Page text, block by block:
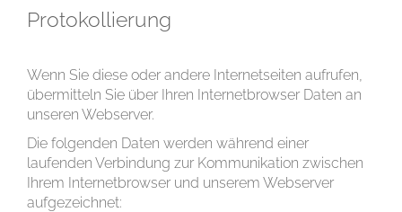
Protokollierung
Wenn Sie diese oder andere Internetseiten aufrufen,
übermitteln Sie über Ihren Internetbrowser Daten an
unseren Webserver.
Die folgenden Daten werden während einer
laufenden Verbindung zur Kommunikation zwischen
Ihrem Internetbrowser und unserem Webserver
aufgezeichnet: